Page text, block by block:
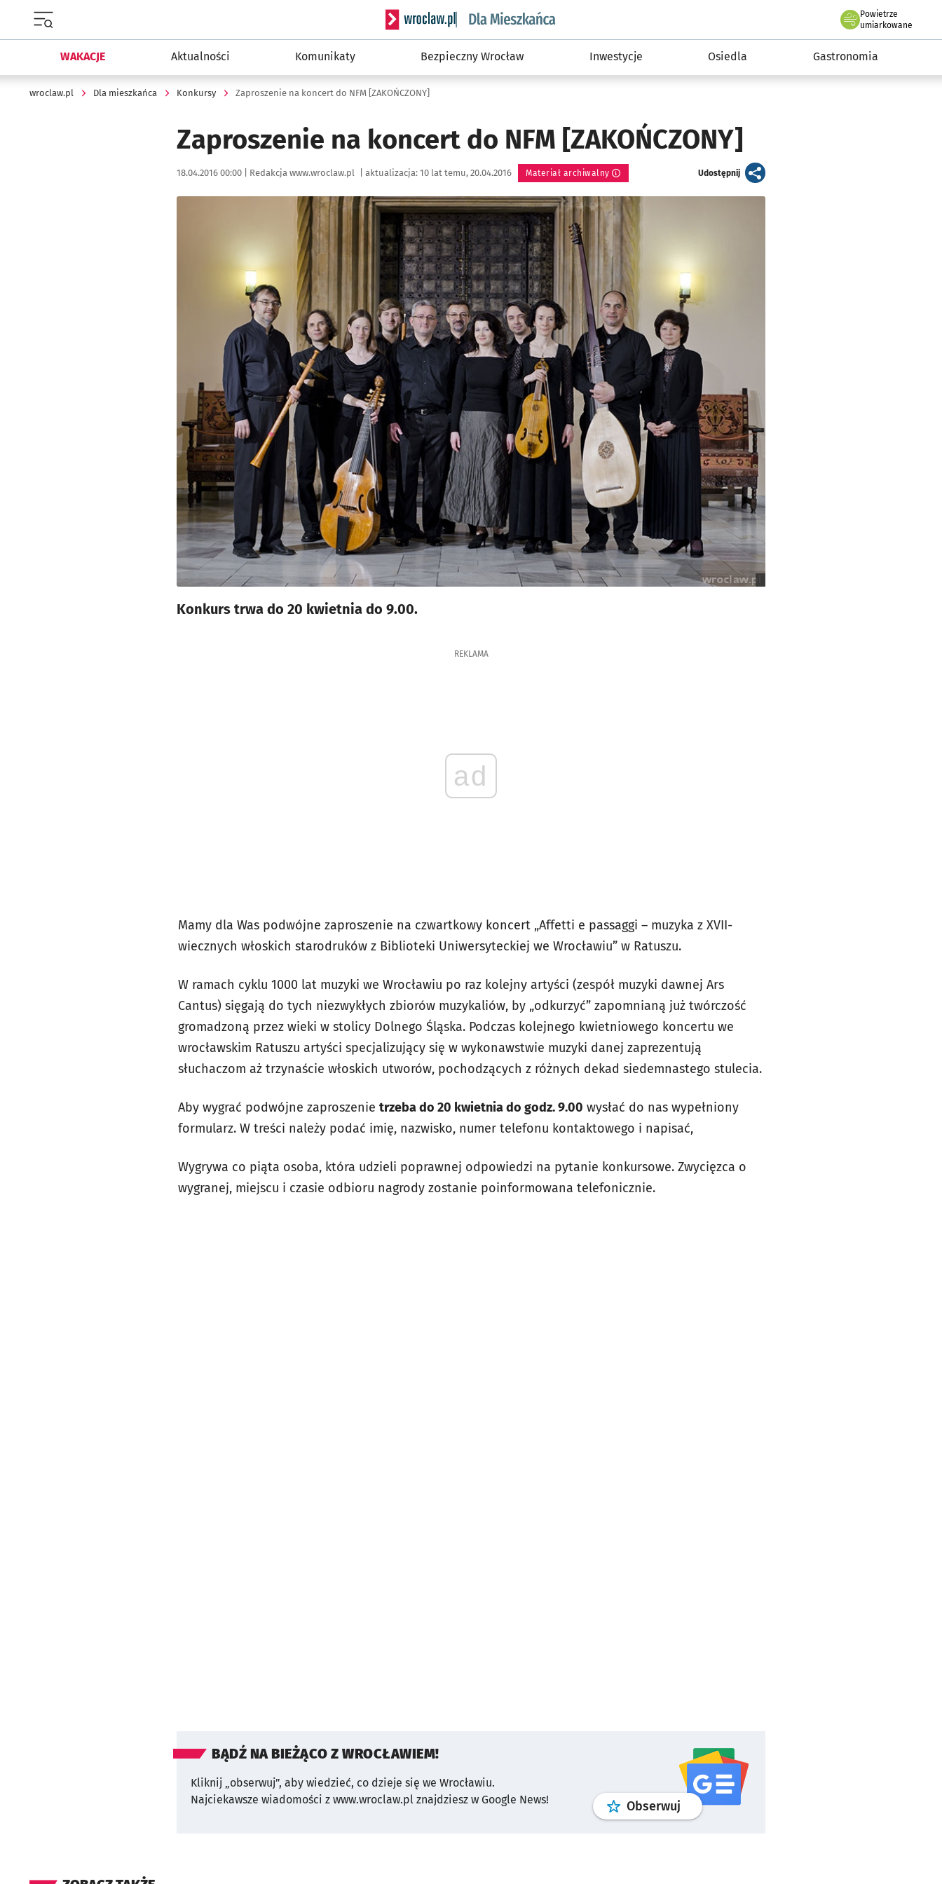
Serwis informacyjny wroclaw.pl podserwis: Dla mieszkańca
Powietrze
we Wrocławiu
umiarkowane
WAKACJE Aktualności Komunikaty Bezpieczny Wrocław Inwestycje Osiedla Gastronomia
wroclaw.pl Dla mieszkańca Konkursy Zaproszenie na koncert do NFM [ZAKOŃCZONY]
Zaproszenie na koncert do NFM [ZAKOŃCZONY]
Data publikacji:
18.04.2016 00:00 | Autor:
Redakcja www.wroclaw.pl aktualizacja: 10 lat temu, 20.04.2016 Materiał archiwalny Udostępnijartykuł
Konkurs trwa do 20 kwietnia do 9.00.
REKLAMA
ad
Mamy dla Was podwójne zaproszenie na czwartkowy koncert „Affetti e passaggi – muzyka z XVII-
wiecznych włoskich starodruków z Biblioteki Uniwersyteckiej we Wrocławiu” w Ratuszu.
W ramach cyklu 1000 lat muzyki we Wrocławiu po raz kolejny artyści (zespół muzyki dawnej Ars
Cantus) sięgają do tych niezwykłych zbiorów muzykaliów, by „odkurzyć” zapomnianą już twórczość
gromadzoną przez wieki w stolicy Dolnego Śląska. Podczas kolejnego kwietniowego koncertu we
wrocławskim Ratuszu artyści specjalizujący się w wykonawstwie muzyki danej zaprezentują
słuchaczom aż trzynaście włoskich utworów, pochodzących z różnych dekad siedemnastego stulecia.
Aby wygrać podwójne zaproszenie trzeba do 20 kwietnia do godz. 9.00 wysłać do nas wypełniony
formularz. W treści należy podać imię, nazwisko, numer telefonu kontaktowego i napisać,
Wygrywa co piąta osoba, która udzieli poprawnej odpowiedzi na pytanie konkursowe. Zwycięzca o
wygranej, miejscu i czasie odbioru nagrody zostanie poinformowana telefonicznie.
BĄDŹ NA BIEŻĄCO Z WROCŁAWIEM!
Kliknij „obserwuj”, aby wiedzieć, co dzieje się we Wrocławiu.
Najciekawsze wiadomości z www.wroclaw.pl znajdziesz w Google News!
Obserwuj profilgoogle news